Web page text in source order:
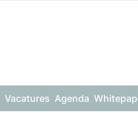
Vacatures Agenda